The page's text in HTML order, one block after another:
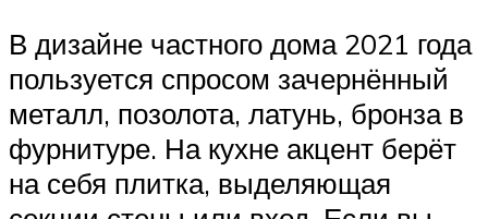
В дизайне частного дома 2021 года
пользуется спросом зачернённый
металл, позолота, латунь, бронза в
фурнитуре. На кухне акцент берёт
на себя плитка, выделяющая